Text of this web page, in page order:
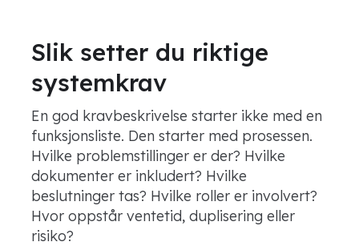
Slik setter du riktige
systemkrav
En god kravbeskrivelse starter ikke med en
funksjonsliste. Den starter med prosessen.
Hvilke problemstillinger er der? Hvilke
dokumenter er inkludert? Hvilke
beslutninger tas? Hvilke roller er involvert?
Hvor oppstår ventetid, duplisering eller
risiko?